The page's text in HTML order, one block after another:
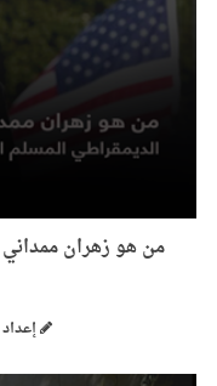
من هو زهران ممداني
إعداد